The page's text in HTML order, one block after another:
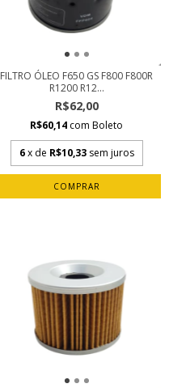
FILTRO ÓLEO F650 GS F800 F800R
R1200 R12...
R$62,00
R$60,14 com Boleto
6 x de R$10,33 sem juros